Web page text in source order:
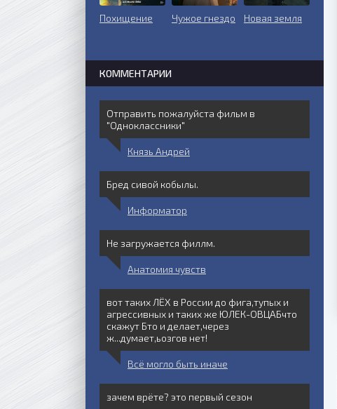
Похищение Чужое гнездо Новая земля
КОММЕНТАРИИ
Отправить пожалуйста фильм в
"Одноклассники"
Князь Андрей
Бред сивой кобылы.
Информатор
Не загружается филлм.
Анатомия чувств
вот таких ЛЁХ в России до фига,тупых и
агрессивных и таких же ЮЛЕК-ОВЦАБчто
скажут Бто и делает,через
ж...думает,ьозгов нет!
Всё могло быть иначе
зачем врёте? это первый сезон